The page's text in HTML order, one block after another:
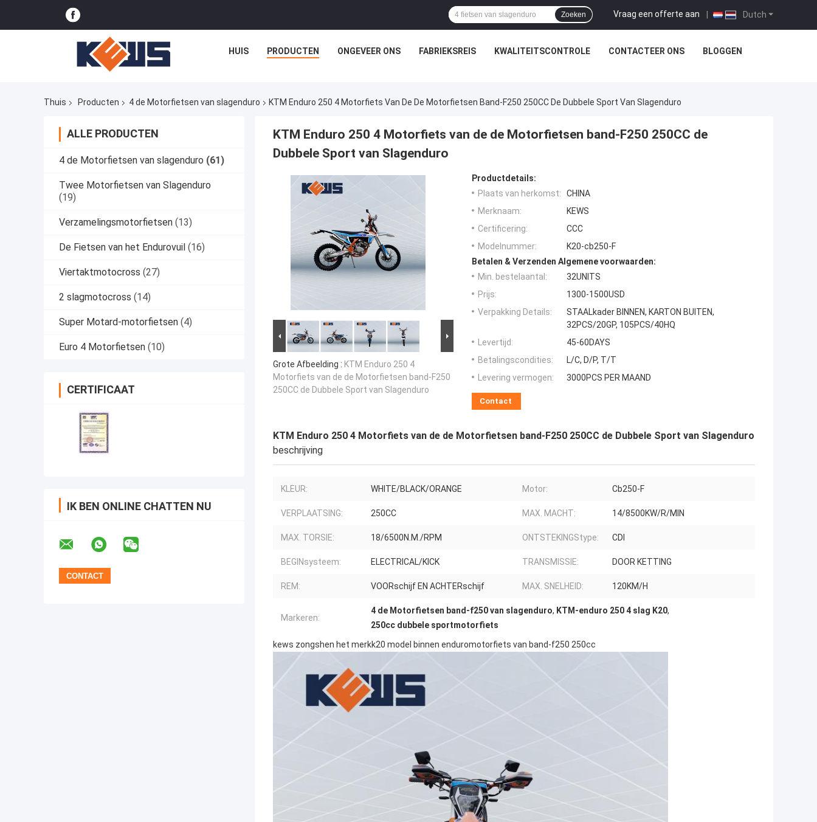
Dutch
Vraag een offerte aan |
Zoeken
HUIS PRODUCTEN ONGEVEER ONS FABRIEKSREIS KWALITEITSCONTROLE CONTACTEER ONS BLOGGEN
Thuis Producten 4 de Motorfietsen van slagenduro KTM Enduro 250 4 Motorfiets Van De De Motorfietsen Band-F250 250CC De Dubbele Sport Van Slagenduro
ALLE PRODUCTEN
4 de Motorfietsen van slagenduro (61)
Twee Motorfietsen van Slagenduro
(19)
Verzamelingsmotorfietsen (13)
De Fietsen van het Endurovuil (16)
Viertaktmotocross (27)
2 slagmotocross (14)
Super Motard-motorfietsen (4)
Euro 4 Motorfietsen (10)
CERTIFICAAT
IK BEN ONLINE CHATTEN NU
KTM Enduro 250 4 Motorfiets van de de Motorfietsen band-F250 250CC de
Dubbele Sport van Slagenduro
Grote Afbeelding : KTM Enduro 250 4
Motorfiets van de de Motorfietsen band-F250
250CC de Dubbele Sport van Slagenduro
Productdetails:
Plaats van herkomst:
CHINA
Merknaam:
KEWS
Certificering:
CCC
Modelnummer:
K20-cb250-F
Betalen & Verzenden Algemene voorwaarden:
Min. bestelaantal:
32UNITS
Prijs:
1300-1500USD
Verpakking Details:
STAALkader BINNEN, KARTON BUITEN,
32PCS/20GP, 105PCS/40HQ
Levertijd:
45-60DAYS
Betalingscondities:
L/C, D/P, T/T
Levering vermogen:
3000PCS PER MAAND
Contact
KTM Enduro 250 4 Motorfiets van de de Motorfietsen band-F250 250CC de Dubbele Sport van Slagenduro
beschrijving
KLEUR: WHITE/BLACK/ORANGE Motor: Cb250-F
VERPLAATSING: 250CC MAX. MACHT: 14/8500KW/R/MIN
MAX. TORSIE: 18/6500N.M./RPM ONTSTEKINGStype: CDI
BEGINsysteem: ELECTRICAL/KICK TRANSMISSIE: DOOR KETTING
REM: VOORschijf EN ACHTERschijf MAX. SNELHEID: 120KM/H
Markeren:
4 de Motorfietsen band-f250 van slagenduro, KTM-enduro 250 4 slag K20,
250cc dubbele sportmotorfiets
kews zongshen het merkk20 model binnen enduromotorfiets van band-f250 250cc